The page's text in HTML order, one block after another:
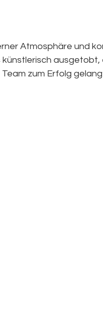
Atmosphäre und
ausgetobt,
zum Erfolg